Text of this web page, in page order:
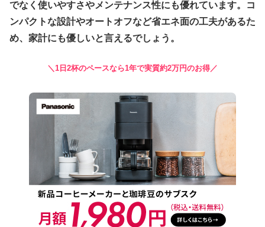
でなく使いやすさやメンテナンス性にも優れています。コ
ンパクトな設計やオートオフなど省エネ面の工夫があるた
め、家計にも優しいと言えるでしょう。
＼1日2杯のペースなら1年で実質約2万円のお得／